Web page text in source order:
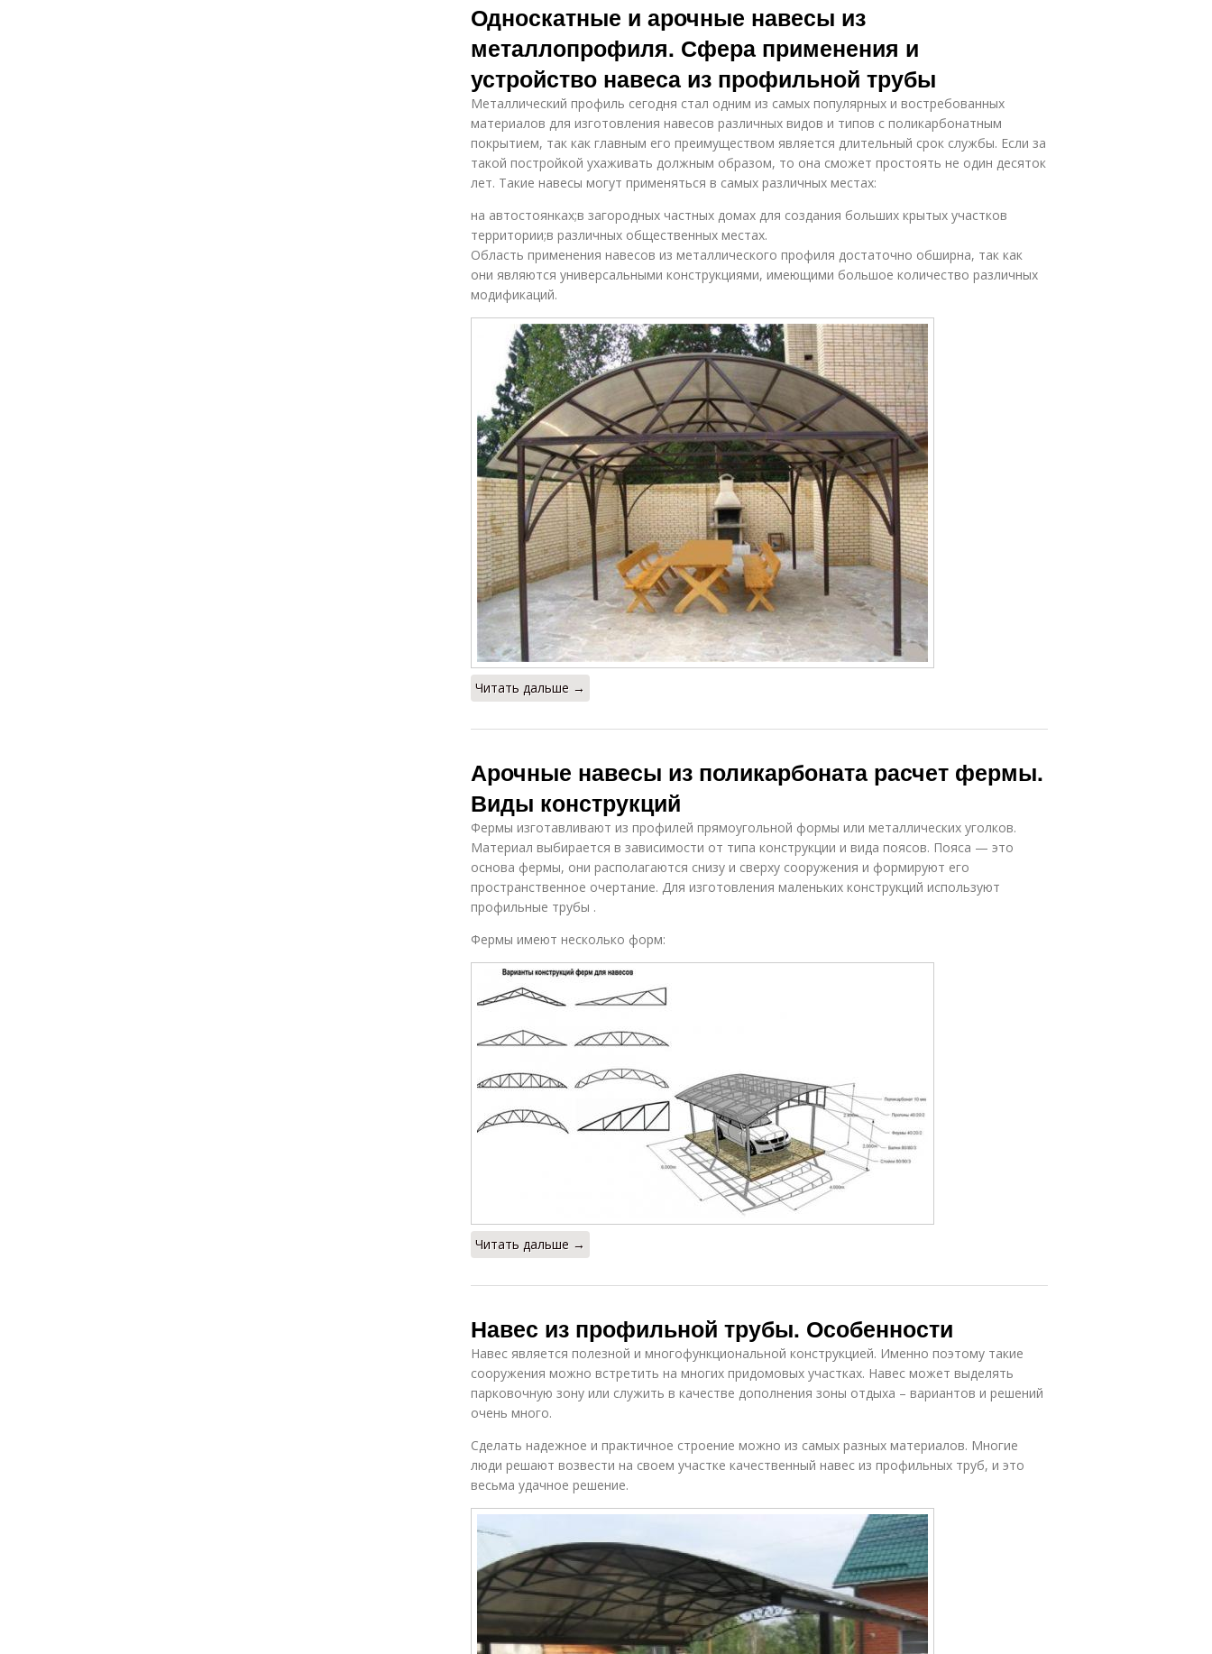
Односкатные и арочные навесы из
металлопрофиля. Сфера применения и
устройство навеса из профильной трубы
Металлический профиль сегодня стал одним из самых популярных и востребованных
материалов для изготовления навесов различных видов и типов с поликарбонатным
покрытием, так как главным его преимуществом является длительный срок службы. Если за
такой постройкой ухаживать должным образом, то она сможет простоять не один десяток
лет. Такие навесы могут применяться в самых различных местах:
на автостоянках;в загородных частных домах для создания больших крытых участков
территории;в различных общественных местах.
Область применения навесов из металлического профиля достаточно обширна, так как
они являются универсальными конструкциями, имеющими большое количество различных
модификаций.
Читать дальше →
Арочные навесы из поликарбоната расчет фермы.
Виды конструкций
Фермы изготавливают из профилей прямоугольной формы или металлических уголков.
Материал выбирается в зависимости от типа конструкции и вида поясов. Пояса — это
основа фермы, они располагаются снизу и сверху сооружения и формируют его
пространственное очертание. Для изготовления маленьких конструкций используют
профильные трубы .
Фермы имеют несколько форм:
Читать дальше →
Навес из профильной трубы. Особенности
Навес является полезной и многофункциональной конструкцией. Именно поэтому такие
сооружения можно встретить на многих придомовых участках. Навес может выделять
парковочную зону или служить в качестве дополнения зоны отдыха – вариантов и решений
очень много.
Сделать надежное и практичное строение можно из самых разных материалов. Многие
люди решают возвести на своем участке качественный навес из профильных труб, и это
весьма удачное решение.